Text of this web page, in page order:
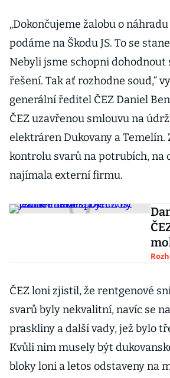
„Dokončujeme žalobu o
podáme na Škodu JS. To se
Nebyli jsme schopni dohodnout
řešení. Tak ať rozhodne soud,“
generální ředitel ČEZ Daniel
ČEZ uzavřenou smlouvu na
elektráren Dukovany a Temelín.
kontrolu svarů na potrubích, na
najímala externí firmu.
ČEZ loni zjistil, že rentgenové
svarů byly nekvalitní, navíc se
praskliny a další vady, jež bylo
Kvůli nim musely být
bloky loni a letos odstaveny na